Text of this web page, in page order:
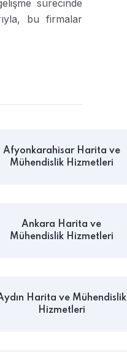
sürecinde
bu firmalar
Afyonkarahisar Harita ve
Mühendislik Hizmetleri
Ankara Harita ve
Mühendislik Hizmetleri
Harita ve Mühendislik
Hizmetleri